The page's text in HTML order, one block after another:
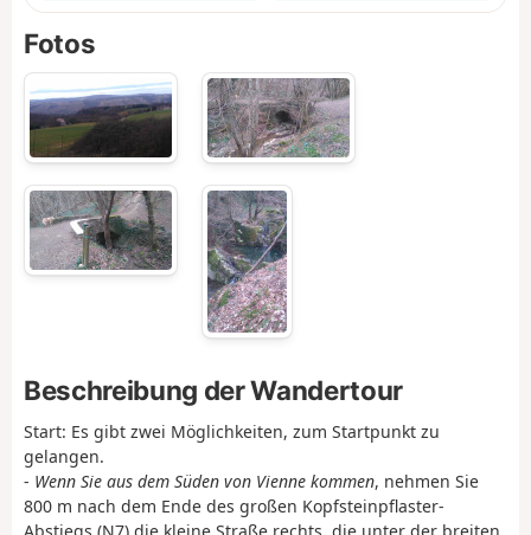
Fotos
Beschreibung der Wandertour
Start: Es gibt zwei Möglichkeiten, zum Startpunkt zu
gelangen.
- Wenn Sie aus dem Süden von Vienne kommen, nehmen Sie
800 m nach dem Ende des großen Kopfsteinpflaster-